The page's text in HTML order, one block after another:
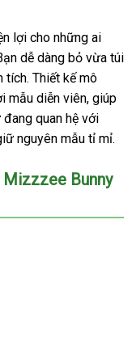
lợi cho những ai
dễ dàng bỏ vừa túi
tích. Thiết kế mô
mẫu diễn viên, giúp
quan hệ với
nguyên mẫu tỉ mỉ.
Bunny